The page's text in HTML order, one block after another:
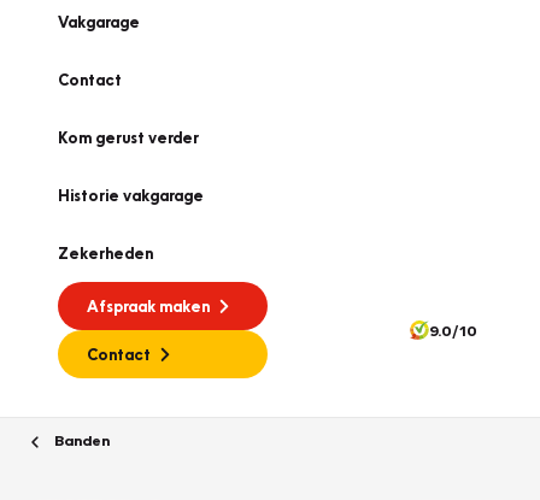
Vakgarage
Contact
Kom gerust verder
Historie vakgarage
Zekerheden
Afspraak maken
Contact
9.0/10
Banden